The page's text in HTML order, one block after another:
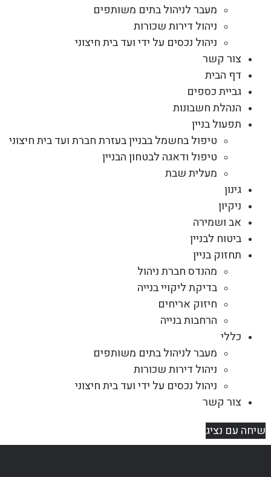
מעבר לניהול בתים משותפים
ניהול דירות שכורות
ניהול נכסים על ידי ועד בית חיצוני
צור קשר
דף הבית
גביית כספים
הנהלת חשבונות
תפעול בניין
טיפול בחשמל בבניין בעזרת חברת ועד בית חיצוני
טיפול ודאגה לבטחון הבניין
מעלית שבת
גינון
ניקיון
אב ושמירה
ביטוח לבניין
תחזוק בניין
מהנדס חברת ניהול
בדיקת ליקויי בנייה
חיזוק אריחים
הרחבות בנייה
כללי
מעבר לניהול בתים משותפים
ניהול דירות שכורות
ניהול נכסים על ידי ועד בית חיצוני
צור קשר
שיחה עם נציג